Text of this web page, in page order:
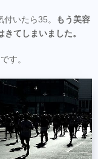
いたら35。
もう美容
てしまいました。
す。